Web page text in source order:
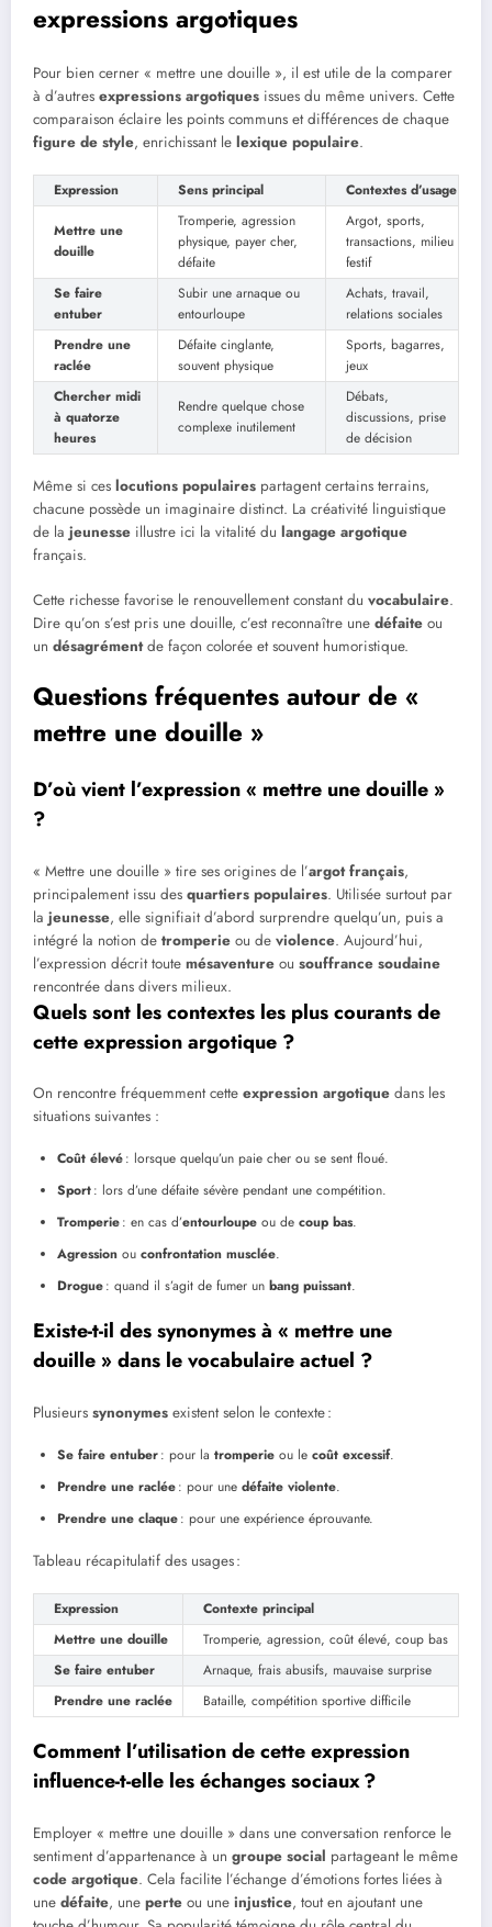
expressions argotiques
Pour bien cerner « mettre une douille », il est utile de la comparer
à d’autres expressions argotiques issues du même univers. Cette
comparaison éclaire les points communs et différences de chaque
figure de style, enrichissant le lexique populaire.
Expression Sens principal Contextes d’usage
Mettre une
douille
Tromperie, agression
physique, payer cher,
défaite
Argot, sports,
transactions, milieu
festif
Se faire
entuber
Subir une arnaque ou
entourloupe
Achats, travail,
relations sociales
Prendre une
raclée
Défaite cinglante,
souvent physique
Sports, bagarres,
jeux
Chercher midi
à quatorze
heures
Rendre quelque chose
complexe inutilement
Débats,
discussions, prise
de décision
Même si ces locutions populaires partagent certains terrains,
chacune possède un imaginaire distinct. La créativité linguistique
de la jeunesse illustre ici la vitalité du langage argotique
français.
Cette richesse favorise le renouvellement constant du vocabulaire.
Dire qu’on s’est pris une douille, c’est reconnaître une défaite ou
un désagrémentde façon colorée et souvent humoristique.
Questions fréquentes autour de «
mettre une douille »
D’où vient l’expression « mettre une douille »
?
« Mettre une douille » tire ses origines de l’argot français,
principalement issu des quartiers populaires. Utilisée surtout par
la jeunesse, elle signifiait d’abord surprendre quelqu’un, puis a
intégré la notion de tromperie ou de violence. Aujourd’hui,
l’expression décrit toute mésaventure ou souffrance soudaine
rencontrée dans divers milieux.
Quels sont les contextes les plus courants de
cette expression argotique ?
On rencontre fréquemment cette expression argotique dans les
situations suivantes :
Coût élevé: lorsque quelqu’un paie cher ou se sent floué.
Sport: lors d’une défaite sévère pendant une compétition.
Tromperie: en cas d’entourloupe ou de coup bas.
Agression ou confrontation musclée.
Drogue: quand il s’agit de fumer un bang puissant.
Existe-t-il des synonymes à « mettre une
douille » dans le vocabulaire actuel ?
Plusieurs synonymes existent selon le contexte :
Se faire entuber: pour la tromperie ou le coût excessif.
Prendre une raclée: pour une défaite violente.
Prendre une claque: pour une expérience éprouvante.
Tableau récapitulatif des usages :
Expression
Contexte principal
Mettre une douille
Tromperie, agression, coût élevé, coup bas
Se faire entuber
Arnaque, frais abusifs, mauvaise surprise
Prendre une raclée
Bataille, compétition sportive difficile
Comment l’utilisation de cette expression
influence-t-elle les échanges sociaux ?
Employer « mettre une douille » dans une conversation renforce le
sentiment d’appartenance à un groupe social partageant le même
code argotique. Cela facilite l’échange d’émotions fortes liées à
une défaite, une perte ou une injustice, tout en ajoutant une